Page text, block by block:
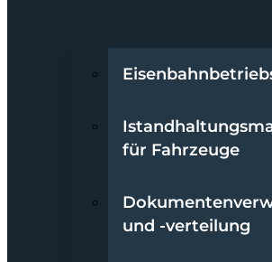
für Fahrzeuge
und -verteilung